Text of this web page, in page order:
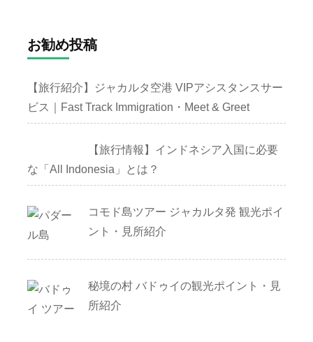
お勧め投稿
【旅行紹介】ジャカルタ空港 VIPアシスタンスサー
ビス｜Fast Track Immigration・Meet & Greet
【旅行情報】インドネシア入国に必要
な「All Indonesia」とは？
コモド島ツアー ジャカルタ発 観光ポイ
ント・見所紹介
秘境の村 バドゥイの観光ポイント・見
所紹介